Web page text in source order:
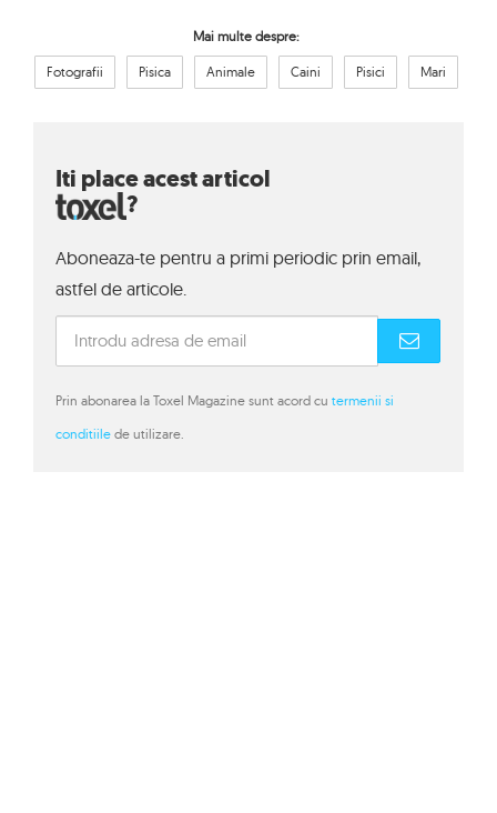
Mai multe despre:
Fotografii Pisica Animale Caini Pisici Mari
Iti place acest articol
?
Aboneaza-te pentru a primi periodic prin email,
astfel de articole.
Prin abonarea la Toxel Magazine sunt acord cu termenii si
conditiile de utilizare.